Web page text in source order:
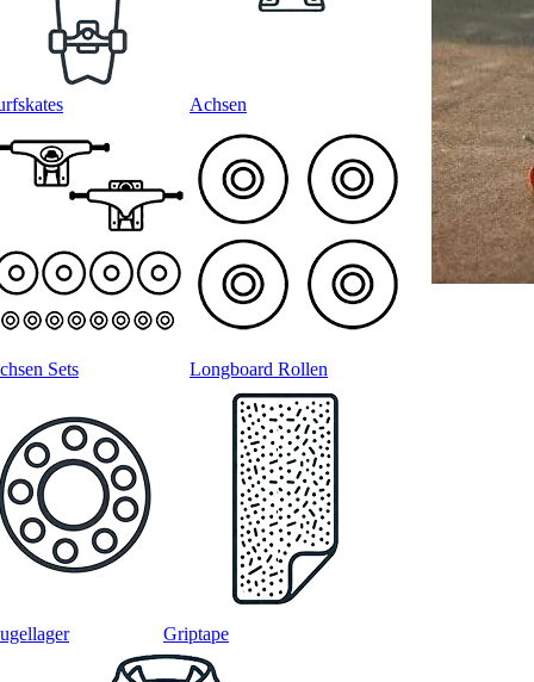
Achsen
Sets Longboard Rollen
Griptape